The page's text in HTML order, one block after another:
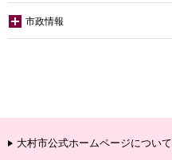
市政情報
大村市公式ホームページについて